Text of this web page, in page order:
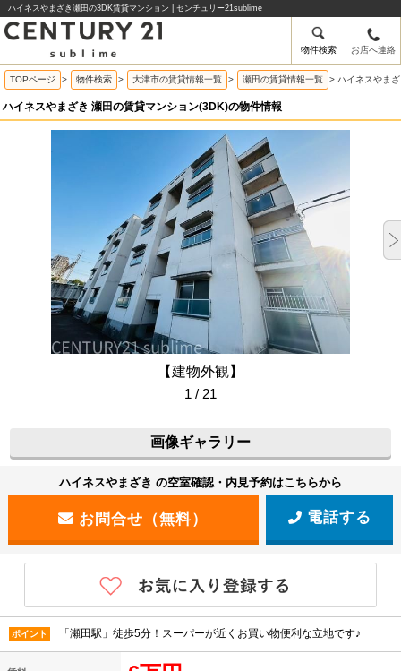
ハイネスやまざき瀬田の3DK賃貸マンション | センチュリー21sublime
物件検索 お店へ連絡
TOPページ > 物件検索 > 大津市の賃貸情報一覧 > 瀬田の賃貸情報一覧 > ハイネスやま
ハイネスやまざき 瀬田の賃貸マンション(3DK)の物件情報
【建物外観】
1 / 21
画像ギャラリー
ハイネスやまざき の空室確認・内見予約はこちらから
電話する
ポイント 「瀬田駅」徒歩5分！スーパーが近くお買い物便利な立地です♪